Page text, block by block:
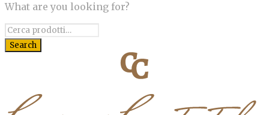
What are you looking for?